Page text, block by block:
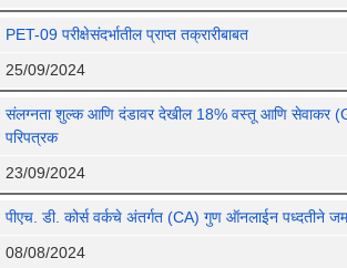
PET-09 परीक्षेसंदर्भातील प्राप्त तक्रारीबाबत
25/09/2024
संलग्नता शुल्क आणि दंडावर देखील 18% वस्तू आणि सेवाकर
परिपत्रक
23/09/2024
पीएच. डी. कोर्स वर्कचे अंतर्गत (CA) गुण ऑनलाईन पध्दतीने
08/08/2024